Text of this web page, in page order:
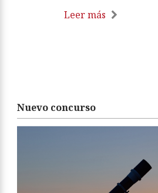
Leer más
Nuevo concurso